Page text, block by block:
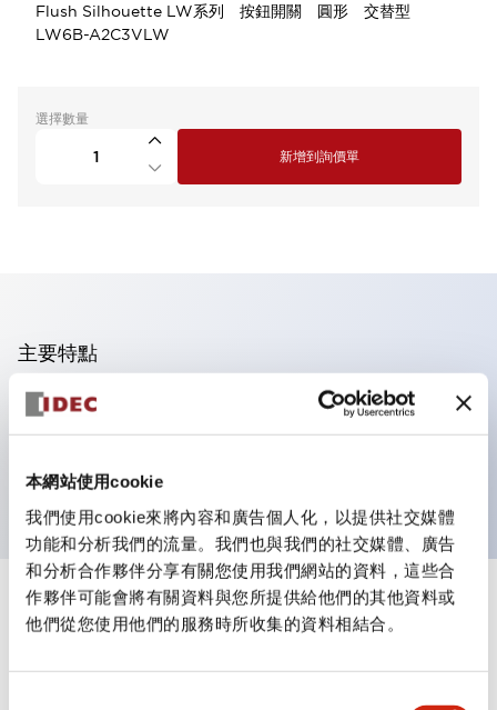
本網站使用cookie
我們使用cookie來將內容和廣告個人化，以提供社交媒體
功能和分析我們的流量。我們也與我們的社交媒體、廣告
和分析合作夥伴分享有關您使用我們網站的資料，這些合
作夥伴可能會將有關資料與您所提供給他們的其他資料或
他們從您使用他們的服務時所收集的資料相結合。
Flush Silhouette LW系列 按鈕開關 圓形 交替型
LW6B-A2C3VLW
選擇數量
新增到詢價單
主要特點
可進行集合密著安裝
附鎖選擇開關採用高安全性的彈子鎖結構
防護結構為IP65（IEC60529）
規格